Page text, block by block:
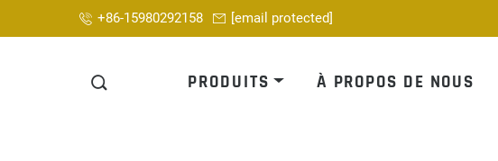
+86-15980292158 [email protected]
PRODUITS À PROPOS DE NOUS